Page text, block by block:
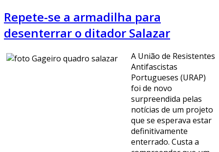
Repete-se a armadilha para
desenterrar o ditador Salazar
A União de Resistentes
Antifascistas
Portugueses (URAP)
foi de novo
surpreendida pelas
notícias de um projeto
que se esperava estar
definitivamente
enterrado. Custa a